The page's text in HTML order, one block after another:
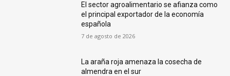
El sector agroalimentario se afianza como
el principal exportador de la economía
española
7 de agosto de 2026
La araña roja amenaza la cosecha de
almendra en el sur